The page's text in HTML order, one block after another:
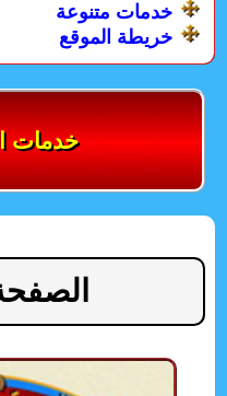
خدمات متنوعة
خريطة الموقع
خدمات